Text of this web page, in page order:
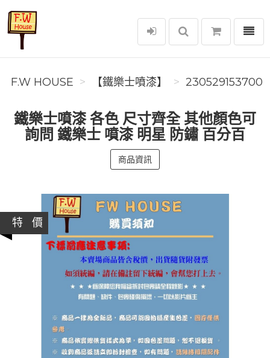
F.W House
選單
F.W HOUSE 【鐵樂士噴漆】 230529153700
鐵樂士噴漆 各色 尺寸齊全 其他顏色可
詢問 鐵樂士 噴漆 明星 防鏽 百分百
商品資訊
特 價